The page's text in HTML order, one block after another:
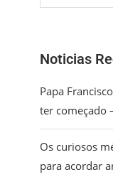
Noticias
Papa
ter começado
Os curiosos
para acordar